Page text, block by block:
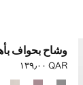
وشاح بحواف
السعر الحالي [QAR ١٣٩٫٠٠ ]
QAR ١٣٩٫٠٠
حدد اللون